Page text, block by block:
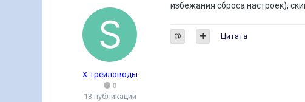
Х-трейловоды
0
13 публикаций
избежания сброса настроек),
Цитата